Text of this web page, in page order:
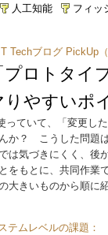
人工知能 フィッ
Techブログ PickUp
プロトタ
りやすいポ
っていて、「変更し
か？ こうした問題
は気づきにくく、後
をもとに、共同作業
大きいものから順に紹
テムレベルの課題：